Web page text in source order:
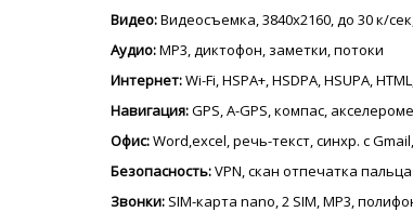
Видео:Видеосъемка, 3840x2160, до 30 к/
Аудио:MP3, диктофон, заметки, потоки
Интернет:Wi-Fi, HSPA+, HSDPA, HSUPA,
Навигация:GPS, A-GPS, компас,
Офис:Word,excel, речь-текст, синхр. с
Безопасность:VPN, скан отпечатка пальца
Звонки: SIM-карта nano, 2 SIM, MP3,